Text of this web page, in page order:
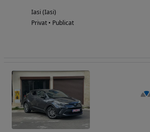
Iasi (Iasi)
Privat • Publicat